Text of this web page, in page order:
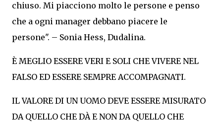
chiuso. Mi piacciono molto le persone e penso
che a ogni manager debbano piacere le
persone". – Sonia Hess, Dudalina.
È MEGLIO ESSERE VERI E SOLI CHE VIVERE NEL
FALSO ED ESSERE SEMPRE ACCOMPAGNATI.
IL VALORE DI UN UOMO DEVE ESSERE MISURATO
DA QUELLO CHE DÀ E NON DA QUELLO CHE